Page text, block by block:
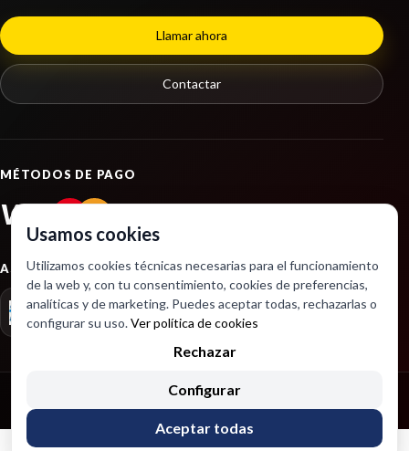
PUENTE DELANTERO
PUENTE DELANTERO usado.
Ref: 2274309
Llamar ahora
Contactar
MÉTODOS DE PAGO
VISA
ASOCIACIONES
Copyright © 2026 Desarrollado por SeintoSoft
Usamos cookies
Utilizamos cookies técnicas necesarias para el funcionamiento
de la web y, con tu consentimiento, cookies de preferencias,
analíticas y de marketing. Puedes aceptar todas, rechazarlas o
configurar su uso.Ver política de cookies
Rechazar
Configurar
Aceptar todas